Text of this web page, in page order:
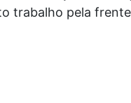
trabalho pela